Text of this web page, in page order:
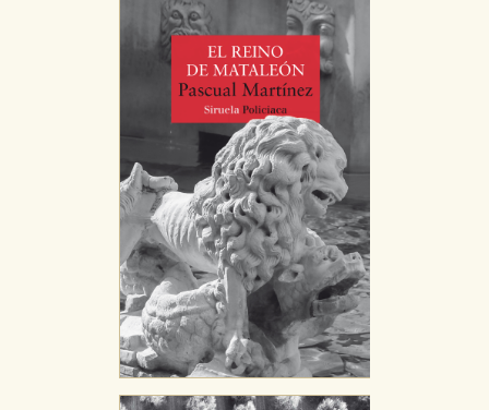
Estas cookies se utilizan para mejorar su experiencia
de navegación y optimizar el funcionamiento de
nuestro sitio web. Almacenan configuraciones de
servicios para que no tenga que reconfigurarlos cada
vez que nos visita. La información es agregada y, por lo
tanto, es anónima.
Cookies de publicidad y redes sociales
Estas cookies son gestionadas por nuestros socios
publicitarios y se utilizan para mostrar publicidad
relevante para sus intereses en otros sitios. No
almacenan directamente información personal sino
que se basan en la identificación única de su
navegador y dispositivo de internet.
GUARDAR CONFIGURACIÓN
Puede consultar nuestrapolítica de cookies